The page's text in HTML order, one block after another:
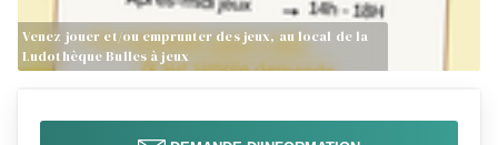
Venez jouer et/ou emprunter des jeux, au local de la
Ludothèque Bulles à jeux